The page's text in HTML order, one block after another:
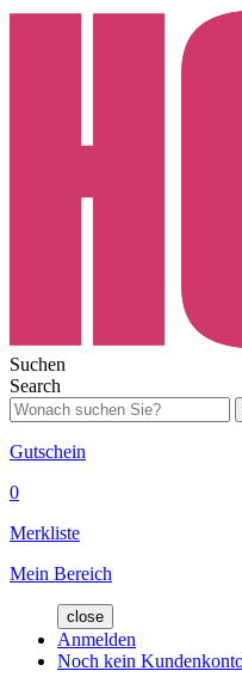
Suchen
Search
Gutschein
0
Merkliste
Mein Bereich
close
Anmelden
Noch kein